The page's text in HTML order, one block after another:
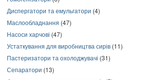
Диспергатори та емульгатори (4)
Маслообладнання (47)
Насоси харчові (47)
Устаткування для виробництва сирів (11)
Пастеризатори та охолоджувачі (31)
Сепаратори (13)